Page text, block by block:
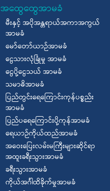
အထွေထွေအာမခံ
မီးနှင့် အပိုအန္တရာယ်အကာအကွယ်
အာမခံ
မော်တော်ယာဉ်အာမခံ
ငွေသားလုံခြုံမှု အာမခံ
ငွေပို့ငွေသယ် အာမခံ
သမာဓိအာမခံ
ပြည်တွင်းရေကြောင်းကုန်ပစ္စည်း
အာမခံ
ပြည်ပရေကြောင်းပို့ကုန်အာမခံ
ရေယာဉ်ကိုယ်ထည်အာမခံ
အဝေးပြေးလမ်းမကြီးများဆိုင်ရာ
အထူးခရီးသွားအာမခံ
ခရီးသွားအာမခံ
ကိုယ်အင်္ဂါထိခိုက်မှုအာမခံ